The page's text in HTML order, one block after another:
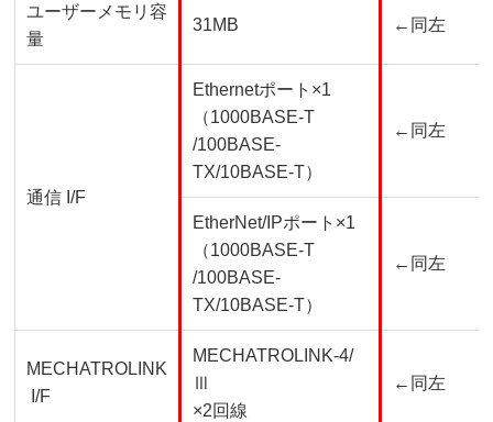
ユーザーメモリ容
量
31MB ←同左
通信 I/F
Ethernetポート ×1
（1000BASE-T
/100BASE-
TX/10BASE-T）
←同左
EtherNet/IPポート×1
（1000BASE-T
/100BASE-
TX/10BASE-T）
←同左
MECHATROLINK
I/F
MECHATROLINK-4/
Ⅲ
×2回線
←同左